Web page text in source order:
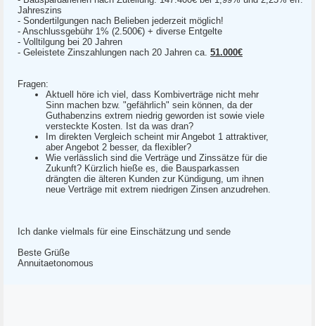
Jahreszins
- Sondertilgungen nach Belieben jederzeit möglich!
- Anschlussgebühr 1% (2.500€) + diverse Entgelte
- Volltilgung bei 20 Jahren
- Geleistete Zinszahlungen nach 20 Jahren ca. 51.000€
Fragen:
Aktuell höre ich viel, dass Kombiverträge nicht mehr
Sinn machen bzw. "gefährlich" sein können, da der
Guthabenzins extrem niedrig geworden ist sowie viele
versteckte Kosten. Ist da was dran?
Im direkten Vergleich scheint mir Angebot 1 attraktiver,
aber Angebot 2 besser, da flexibler?
Wie verlässlich sind die Verträge und Zinssätze für die
Zukunft? Kürzlich hieße es, die Bausparkassen
drängten die älteren Kunden zur Kündigung, um ihnen
neue Verträge mit extrem niedrigen Zinsen anzudrehen.
Ich danke vielmals für eine Einschätzung und sende
Beste Grüße
Annuitaetonomous